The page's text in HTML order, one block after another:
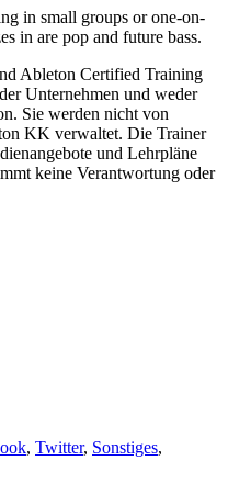
in small groups or one-on-
in are pop and future bass.
Ableton Certified Training
Unternehmen und weder
Sie werden nicht von
KK verwaltet. Die Trainer
und Lehrpläne
keine Verantwortung oder
, Twitter, Sonstiges,